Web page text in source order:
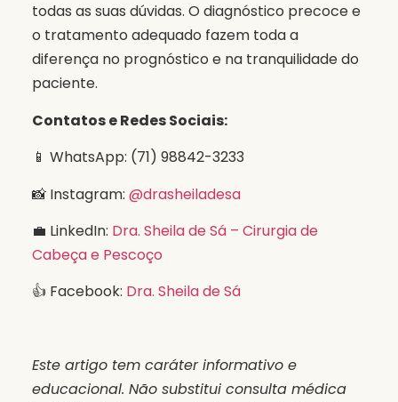
todas as suas dúvidas. O diagnóstico precoce e
o tratamento adequado fazem toda a
diferença no prognóstico e na tranquilidade do
paciente.
Contatos e Redes Sociais:
📱 WhatsApp: (71) 98842-3233
📸 Instagram: @drasheiladesa
💼 LinkedIn: Dra. Sheila de Sá – Cirurgia de
Cabeça e Pescoço
👍 Facebook: Dra. Sheila de Sá
Este artigo tem caráter informativo e
educacional. Não substitui consulta médica